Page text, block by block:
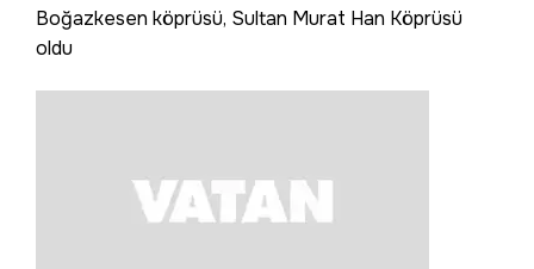
Boğazkesen köprüsü, Sultan Murat Han Köprüsü
oldu